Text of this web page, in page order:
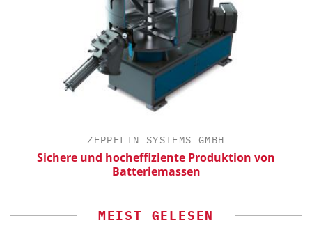
ZEPPELIN SYSTEMS GMBH
Sichere und hocheffiziente Produktion von
Batteriemassen
MEIST GELESEN